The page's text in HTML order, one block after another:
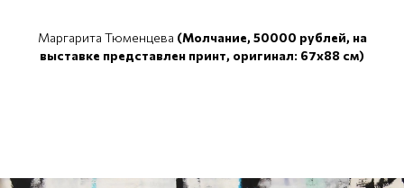
Маргарита Тюменцева (Молчание, 50000 рублей, на
выставке представлен принт, оригинал: 67x88 см)